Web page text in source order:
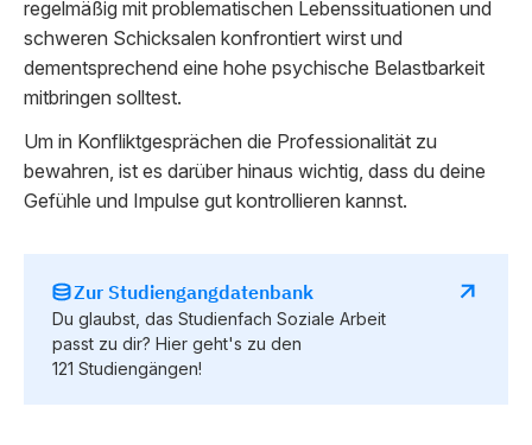
regelmäßig mit problematischen Lebenssituationen und
schweren Schicksalen konfrontiert wirst und
dementsprechend eine hohe psychische Belastbarkeit
mitbringen solltest.
Um in Konfliktgesprächen die Professionalität zu
bewahren, ist es darüber hinaus wichtig, dass du deine
Gefühle und Impulse gut kontrollieren kannst.
Zur Studiengangdatenbank
Du glaubst, das Studienfach Soziale Arbeit
passt zu dir? Hier geht's zu den
121 Studiengängen!